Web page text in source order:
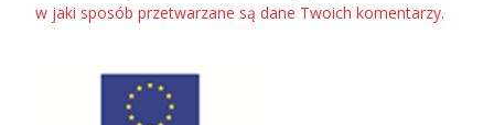
w jaki sposób przetwarzane są dane Twoich komentarzy.